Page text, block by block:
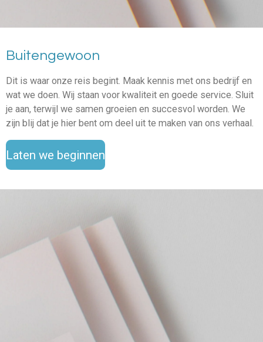
Buitengewoon
Dit is waar onze reis begint. Maak kennis met ons bedrijf en
wat we doen. Wij staan voor kwaliteit en goede service. Sluit
je aan, terwijl we samen groeien en succesvol worden. We
zijn blij dat je hier bent om deel uit te maken van ons verhaal.
Laten we beginnen